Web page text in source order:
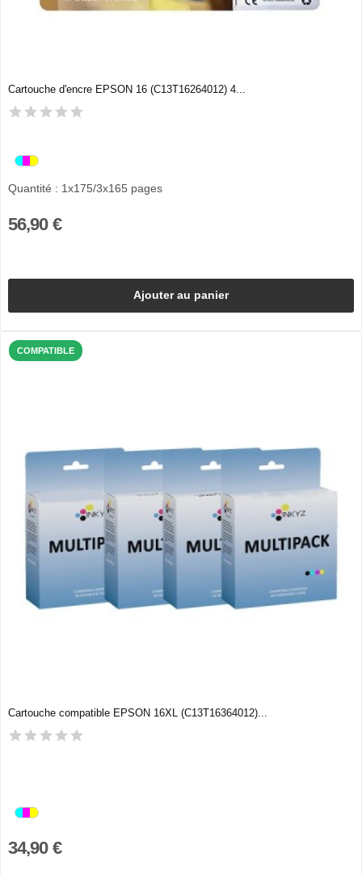
Cartouche d'encre EPSON 16 (C13T16264012) 4...
Quantité : 1x175/3x165 pages
56,90 €
Ajouter au panier
COMPATIBLE
Cartouche compatible EPSON 16XL (C13T16364012)...
34,90 €